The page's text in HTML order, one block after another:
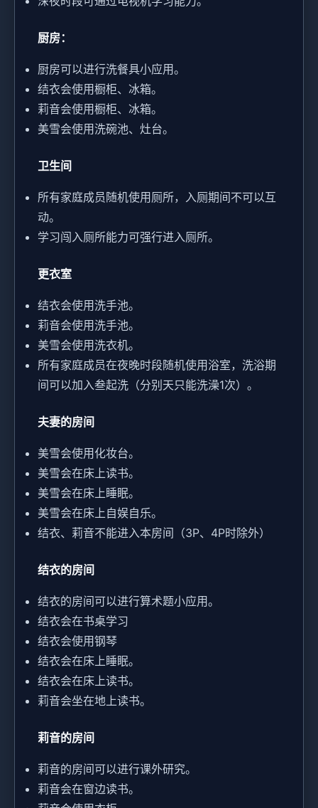
厨房：
厨房可以进行洗餐具小应用。
结衣会使用橱柜、冰箱。
莉音会使用橱柜、冰箱。
美雪会使用洗碗池、灶台。
卫生间
所有家庭成员随机使用厕所，入厕期间不可以互
动。
学习闯入厕所能力可强行进入厕所。
更衣室
结衣会使用洗手池。
莉音会使用洗手池。
美雪会使用洗衣机。
所有家庭成员在夜晚时段随机使用浴室，洗浴期
间可以加入叁起洗（分别天只能洗澡1次）。
夫妻的房间
美雪会使用化妆台。
美雪会在床上读书。
美雪会在床上睡眠。
美雪会在床上自娱自乐。
结衣、莉音不能进入本房间（3P、4P时除外）
结衣的房间
结衣的房间可以进行算术题小应用。
结衣会在书桌学习
结衣会使用钢琴
结衣会在床上睡眠。
结衣会在床上读书。
莉音会坐在地上读书。
莉音的房间
莉音的房间可以进行课外研究。
莉音会在窗边读书。